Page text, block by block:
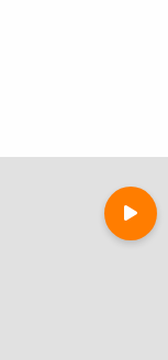
Speel
video
af